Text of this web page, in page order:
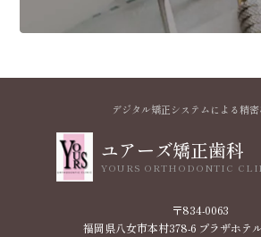
デジタル矯正システムによる精
ユアーズ矯正歯科
YOURS ORTHODONTIC
〒834-0063
福岡県八女市本村378-6 プラザホテ